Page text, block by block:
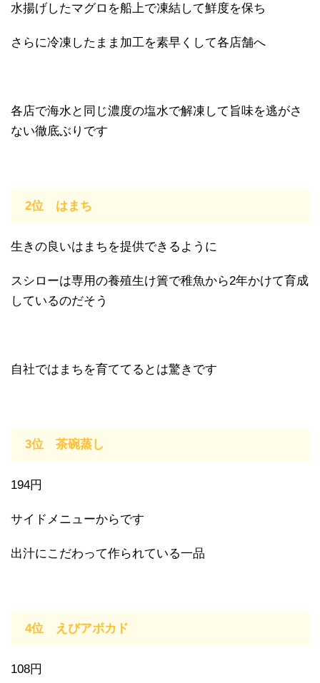
水揚げしたマグロを船上で凍結して鮮度を保ち
さらに冷凍したまま加工を素早くして各店舗へ
各店で海水と同じ濃度の塩水で解凍して旨味を逃がさ
ない徹底ぶりです
2位 はまち
生きの良いはまちを提供できるように
スシローは専用の養殖生け簀で稚魚から2年かけて育成
しているのだそう
自社ではまちを育ててるとは驚きです
3位 茶碗蒸し
194円
サイドメニューからです
出汁にこだわって作られている一品
4位 えびアボカド
108円